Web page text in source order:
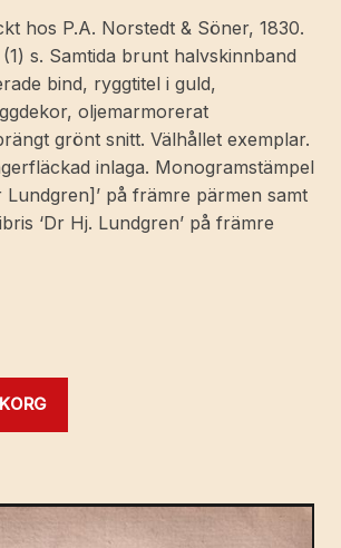
hos P.A. Norstedt & Söner, 1830.
s. Samtida brunt halvskinnband
bind, ryggtitel i guld,
oljemarmorerat
grönt snitt. Välhållet exemplar.
inlaga. Monogramstämpel
Lundgren]’ på främre pärmen samt
‘Dr Hj. Lundgren’ på främre